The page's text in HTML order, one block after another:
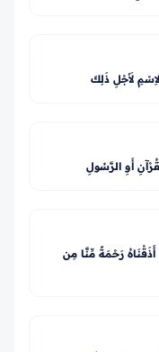
أَذَقْنَاهُ رَحْمَةً مِّنَّا مِن